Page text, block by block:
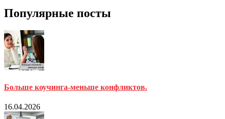
Популярные посты
Больше коучинга-меньше конфликтов.
16.04.2026